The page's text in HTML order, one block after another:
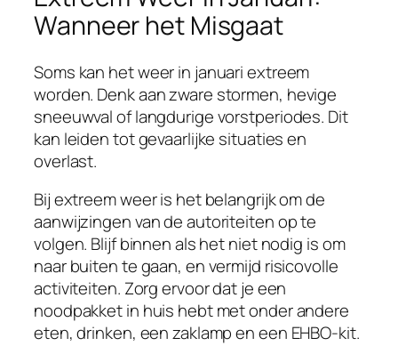
Wanneer het Misgaat
Soms kan het weer in januari extreem
worden. Denk aan zware stormen, hevige
sneeuwval of langdurige vorstperiodes. Dit
kan leiden tot gevaarlijke situaties en
overlast.
Bij extreem weer is het belangrijk om de
aanwijzingen van de autoriteiten op te
volgen. Blijf binnen als het niet nodig is om
naar buiten te gaan, en vermijd risicovolle
activiteiten. Zorg ervoor dat je een
noodpakket in huis hebt met onder andere
eten, drinken, een zaklamp en een EHBO-kit.